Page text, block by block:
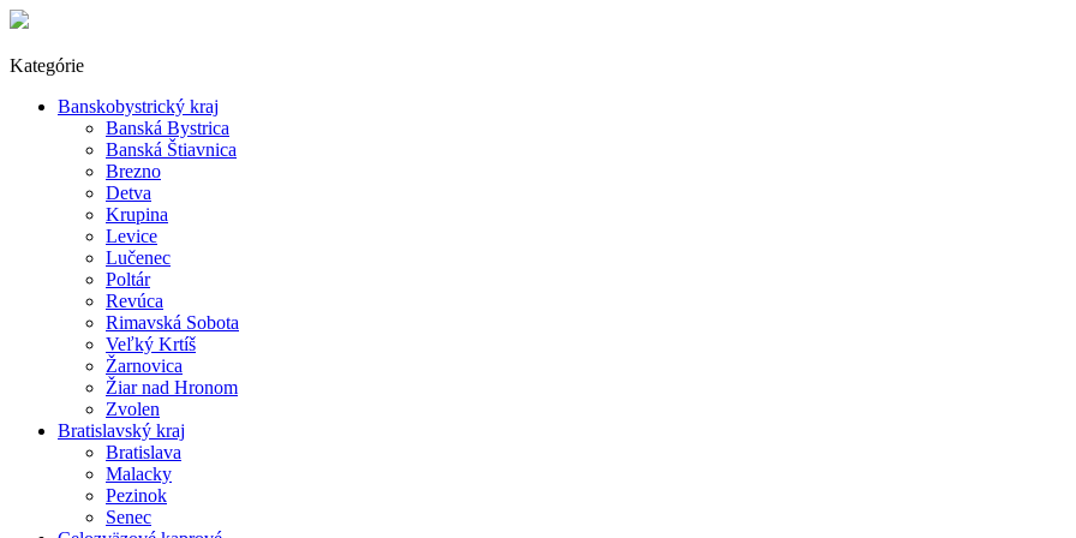
Kategórie
Banskobystrický kraj
Banská Bystrica
Banská Štiavnica
Brezno
Detva
Krupina
Levice
Lučenec
Poltár
Revúca
Rimavská Sobota
Veľký Krtíš
Žarnovica
Žiar nad Hronom
Zvolen
Bratislavský kraj
Bratislava
Malacky
Pezinok
Senec